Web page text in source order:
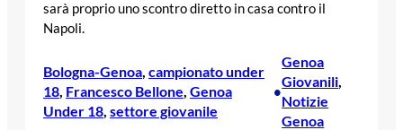
sarà proprio uno scontro diretto in casa contro il
Napoli.
Bologna-Genoa campionato under
18 Francesco Bellone Genoa
Under 18 settore giovanile
•
Genoa
Giovanili
Notizie
Genoa